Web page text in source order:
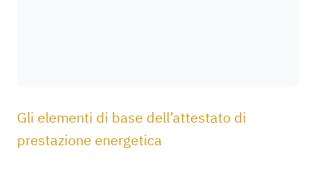
Gli elementi di base dell’attestato di
prestazione energetica